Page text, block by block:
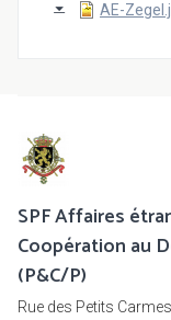
AE-
SPF Affaires
Coopération au
(P&C/P)
Rue des Petits